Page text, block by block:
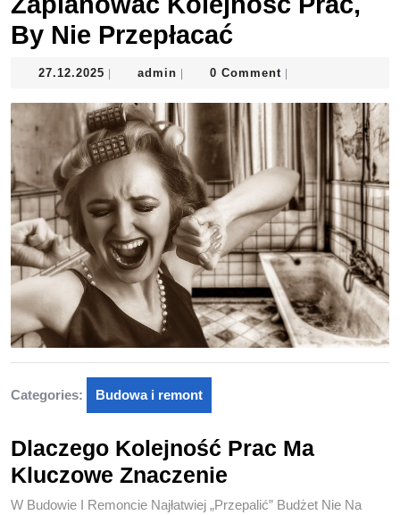
By Nie Przepłacać
27.12.2025 27.12.2025
admin admin0 Comment
Categories: Budowa i remont
Dlaczego Kolejność Prac Ma
Kluczowe Znaczenie
W Budowie I Remoncie Najłatwiej „przepalić” Budżet Nie Na